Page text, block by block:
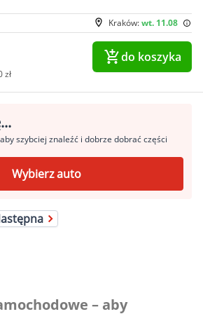
Kraków:wt. 11.08
zł
do koszyka
szybciej znaleźć i dobrze dobrać części
Wybierz auto
– aby